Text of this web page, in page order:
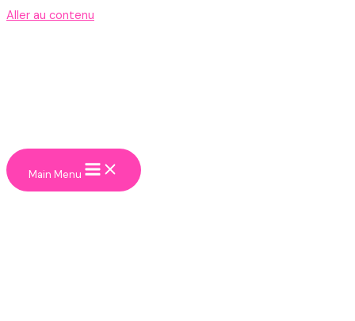
Aller au contenu
Main Menu